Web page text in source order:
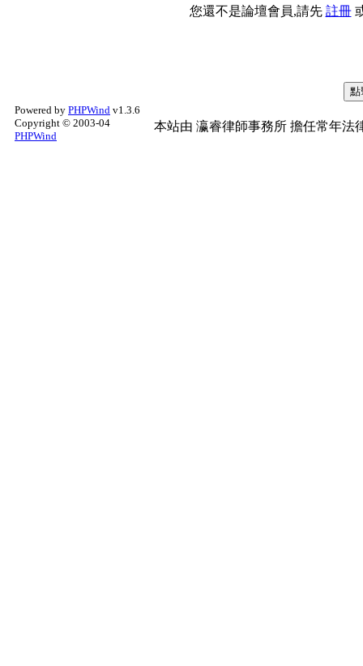
您還不是論壇會員,請先 註冊
Powered by PHPWind v1.3.6
Copyright © 2003-04
PHPWind
本站由 瀛睿律師事務所 擔任常年法